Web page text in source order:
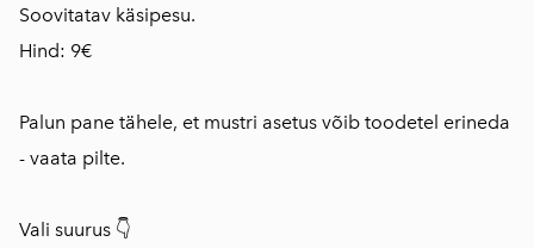
Soovitatav käsipesu.
Hind: 9€
Palun pane tähele, et mustri asetus võib toodetel erineda
- vaata pilte.
Vali suurus 👇